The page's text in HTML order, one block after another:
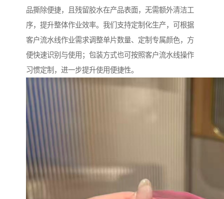
品撕除便捷，且残留胶水在产品表面，无需额外清洁工
序，提升整体作业效率。我们支持定制化生产，可根据
客户流水线作业需求调整单片数量、定制专属颜色，方
便快速识别与使用；包装方式也可按照客户流水线操作
习惯定制，进一步提升使用便捷性。